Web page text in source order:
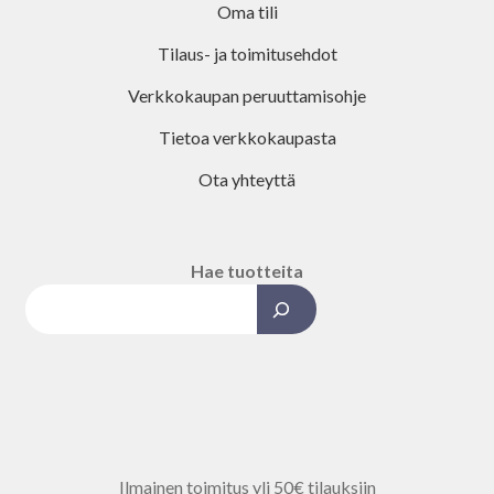
Oma tili
Tilaus- ja toimitusehdot
Verkkokaupan peruuttamisohje
Tietoa verkkokaupasta
Ota yhteyttä
Hae tuotteita
Ilmainen toimitus yli 50€ tilauksiin